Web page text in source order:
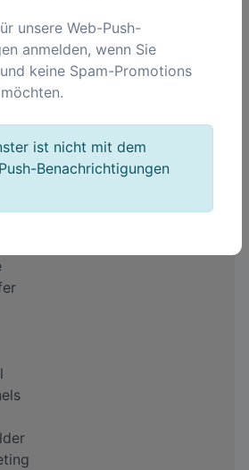
unsere Web-Push-
anmelden, wenn Sie
keine Spam-Promotions
ist nicht mit dem
Benachrichtigungen